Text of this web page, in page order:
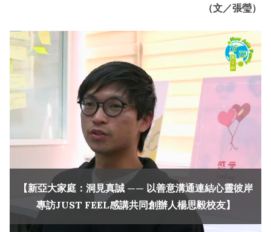
（文／張瑩）
【新亞大家庭：洞見真誠 —— 以善意溝通連結心靈彼岸
專訪JUST FEEL感講共同創辦人楊思毅校友】